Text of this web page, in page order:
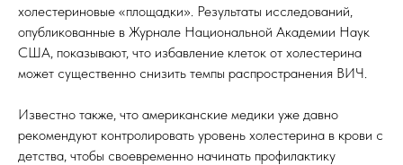
холестериновые «площадки». Результаты исследований,
опубликованные в Журнале Национальной Академии Наук
США, показывают, что избавление клеток от холестерина
может существенно снизить темпы распространения ВИЧ.
Известно также, что американские медики уже давно
рекомендуют контролировать уровень холестерина в крови с
детства, чтобы своевременно начинать профилактику